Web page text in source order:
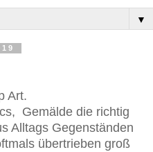
▼
Art.
Gemälde die richtig
Alltags Gegenständen
übertrieben groß